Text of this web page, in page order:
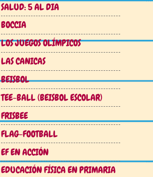
SALUD: 5 AL DIA
BOCCIA
LOS JUEGOS OLÍMPICOS
LAS CANICAS
BEISBOL
TEE-BALL (BEISBOL ESCOLAR)
FRISBEE
FLAG-FOOTBALL
EF EN ACCIÓN
EDUCACIÓN FÍSICA EN PRIMARIA